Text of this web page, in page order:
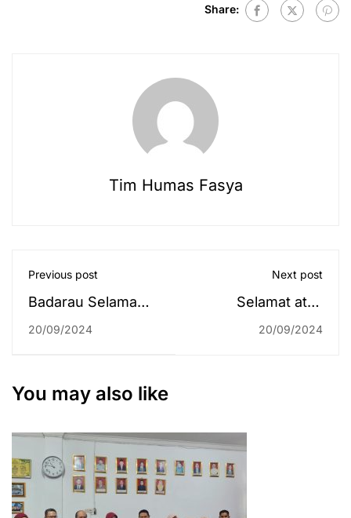
Share:
Tim Humas Fasya
Previous post
Badarau Selama
Sebulan,
Berharap
Berjalan Lancar
20/09/2024
Next post
Selamat atas
Raihan
20/09/2024
You may also like